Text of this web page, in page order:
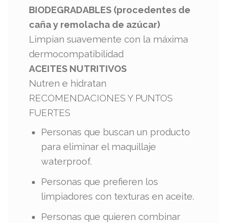
BIODEGRADABLES (procedentes de
caña y remolacha de azúcar)
Limpian suavemente con la máxima
dermocompatibilidad
ACEITES NUTRITIVOS
Nutren e hidratan
RECOMENDACIONES Y PUNTOS
FUERTES
Personas que buscan un producto
para eliminar el maquillaje
waterproof.
Personas que prefieren los
limpiadores con texturas en aceite.
Personas que quieren combinar